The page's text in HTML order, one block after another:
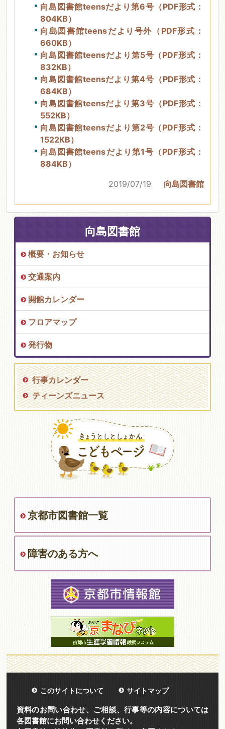
向島図書館teensだより第6号（PDF形式：
804KB）
向島図書館teensだより号外（PDF形式：
660KB）
向島図書館teensだより第5号（PDF形式：
832KB）
向島図書館teensだより第4号（PDF形式：
684KB）
向島図書館teensだより第3号（PDF形式：
552KB）
向島図書館teensだより第2号（PDF形式：
1522KB）
向島図書館teensだより第1号（PDF形式：
884KB）
2019/07/19
向島図書館
向島図書館
概要・お知らせ
交通案内
開館カレンダー
フロアマップ
発行物
行事カレンダー
ティーンズニュース
京都市図書館一覧
障害のある方へ
このサイトについて サイトマップ
資料のお問い合わせ、ご相談、行事等の内容については
各図書館にお問い合わせください。